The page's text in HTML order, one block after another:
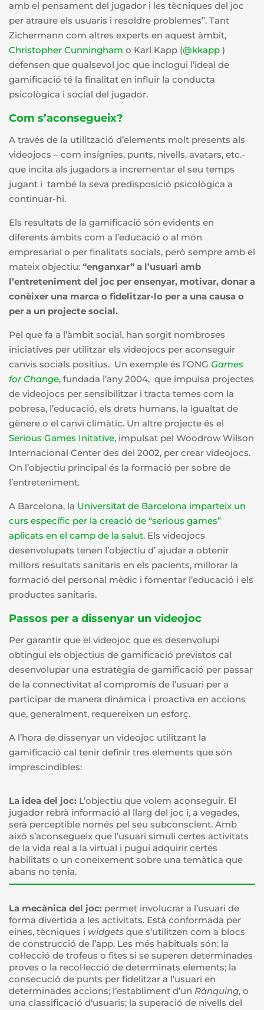
amb el pensament del jugador i les tècniques del joc
per atraure els usuaris i resoldre problemes”. Tant
Zichermann com altres experts en aquest àmbit,
Christopher Cunningham o Karl Kapp (@kkapp )
defensen que qualsevol joc que inclogui l’ideal de
gamificació té la finalitat en influir la conducta
psicològica i social del jugador.
Com s’aconsegueix?
A través de la utilització d’elements molt presents als
videojocs – com insígnies, punts, nivells, avatars, etc.-
que incita als jugadors a incrementar el seu temps
jugant i també la seva predisposició psicològica a
continuar-hi.
Els resultats de la gamificació són evidents en
diferents àmbits com a l’educació o al món
empresarial o per finalitats socials, però sempre amb el
mateix objectiu: “enganxar” a l’usuari amb
l’entreteniment del joc per ensenyar, motivar, donar a
conèixer una marca o fidelitzar-lo per a una causa o
per a un projecte social.
Pel que fa a l’àmbit social, han sorgit nombroses
iniciatives per utilitzar els videojocs per aconseguir
canvis socials positius. Un exemple és l’ONG Games
for Change, fundada l’any 2004, que impulsa projectes
de videojocs per sensibilitzar i tracta temes com la
pobresa, l’educació, els drets humans, la igualtat de
gènere o el canvi climàtic. Un altre projecte és el
Serious Games Initative, impulsat pel Woodrow Wilson
Internacional Center des del 2002, per crear videojocs.
On l’objectiu principal és la formació per sobre de
l’entreteniment.
A Barcelona, la Universitat de Barcelona imparteix un
curs específic per la creació de “serious games”
aplicats en el camp de la salut. Els videojocs
desenvolupats tenen l’objectiu d’ ajudar a obtenir
millors resultats sanitaris en els pacients, millorar la
formació del personal mèdic i fomentar l’educació i els
productes sanitaris.
Passos per a dissenyar un videojoc
Per garantir que el videojoc que es desenvolupi
obtingui els objectius de gamificació previstos cal
desenvolupar una estratègia de gamificació per passar
de la connectivitat al compromís de l’usuari per a
participar de manera dinàmica i proactiva en accions
que, generalment, requereixen un esforç.
A l’hora de dissenyar un videojoc utilitzant la
gamificació cal tenir definir tres elements que són
imprescindibles:
La idea del joc: L’objectiu que volem aconseguir. El
jugador rebrà informació al llarg del joc i, a vegades,
serà perceptible només pel seu subconscient. Amb
això s’aconsegueix que l’usuari simuli certes activitats
de la vida real a la virtual i pugui adquirir certes
habilitats o un coneixement sobre una temàtica que
abans no tenia.
La mecànica del joc: permet involucrar a l’usuari de
forma divertida a les activitats. Està conformada per
eines, tècniques i widgets que s’utilitzen com a blocs
de construcció de l’app. Les més habituals són: la
col·lecció de trofeus o fites si se superen determinades
proves o la recol·lecció de determinats elements; la
consecució de punts per fidelitzar a l’usuari en
determinades accions; l’establiment d’un Rànquing, o
una classificació d’usuaris; la superació de nivells del